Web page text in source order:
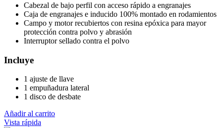
Cabezal de bajo perfil con acceso rápido a engranajes
Caja de engranajes e inducido 100% montado en rodamientos
Campo y motor recubiertos con resina epóxica para mayor
protección contra polvo y abrasión
Interruptor sellado contra el polvo
Incluye
1 ajuste de llave
1 empuñadura lateral
1 disco de desbate
Añadir al carrito
Vista rápida